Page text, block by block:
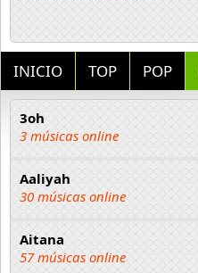
INICIO TOP POP
3oh
3 músicas online
Aaliyah
30 músicas online
Aitana
57 músicas online